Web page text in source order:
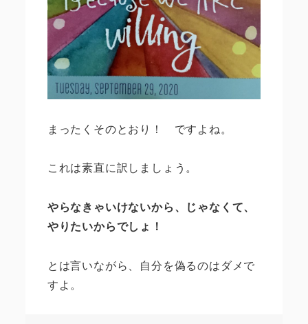
まったくそのとおり！ ですよね。
これは素直に訳しましょう。
やらなきゃいけないから、じゃなくて、
やりたいからでしょ！
とは言いながら、自分を偽るのはダメで
すよ。